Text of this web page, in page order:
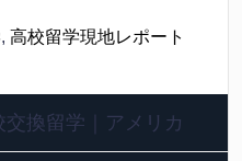
, 高校留学現地レポート
換留学｜アメリカ